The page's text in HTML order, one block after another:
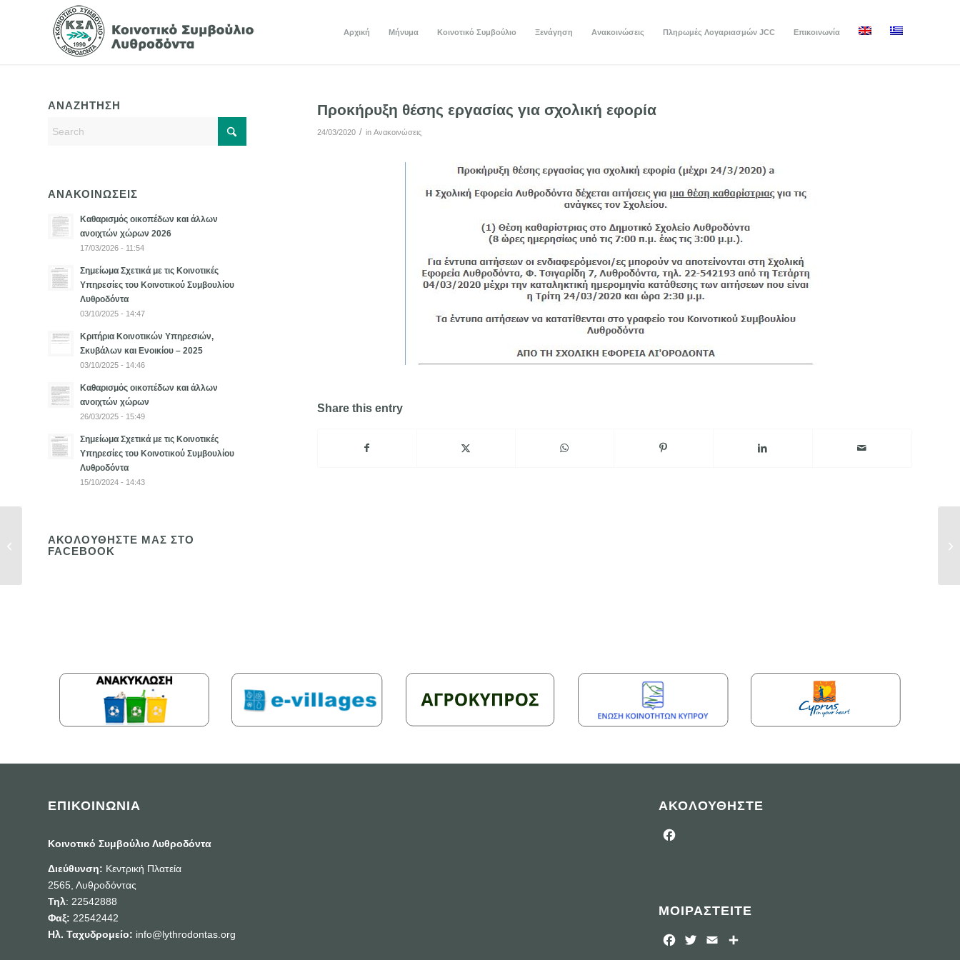
Αρχική Μήνυμα Κοινοτικό Συμβούλιο Ξενάγηση Ανακοινώσεις Πληρωμές Λογαριασμών JCC Επικοινωνία
Προκήρυξη θέσης εργασίας για σχολική εφορία
24/03/2020 / in Ανακοινώσεις
Share this entry
ΑΝΑΖΗΤΗΣΗ
ΑΝΑΚΟΙΝΩΣΕΙΣ
Καθαρισμός οικοπέδων και άλλων
ανοιχτών χώρων 2026
17/03/2026 - 11:54
Σημείωμα Σχετικά με τις Κοινοτικές
Υπηρεσίες του Κοινοτικού Συμβουλίου
Λυθροδόντα
03/10/2025 - 14:47
Κριτήρια Κοινοτικών Υπηρεσιών,
Σκυβάλων και Ενοικίου – 2025
03/10/2025 - 14:46
Καθαρισμός οικοπέδων και άλλων
ανοιχτών χώρων
26/03/2025 - 15:49
Σημείωμα Σχετικά με τις Κοινοτικές
Υπηρεσίες του Κοινοτικού Συμβουλίου
Λυθροδόντα
15/10/2024 - 14:43
ΑΚΟΛΟΥΘΗΣΤΕ ΜΑΣ ΣΤΟ
FACEBOOK
ΕΠΙΚΟΙΝΩΝΙΑ
Κοινοτικό Συμβούλιο Λυθροδόντα
Διεύθυνση: Κεντρική Πλατεία
2565, Λυθροδόντας
Τηλ: 22542888
Φαξ: 22542442
Ηλ. Ταχυδρομείο: info@lythrodontas.org
ΑΚΟΛΟΥΘΗΣΤΕ
ΜΟΙΡΑΣΤΕΙΤΕ
Facebook
TwitterEmail
ΑΝΑΚΟΙΝΩΣΗ